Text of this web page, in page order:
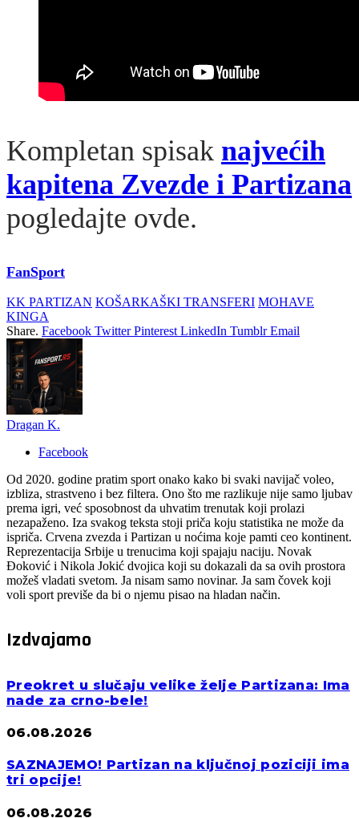
Kompletan spisak najvećih
kapitena Zvezde i Partizana
pogledajte ovde.
FanSport
KK PARTIZAN KOŠARKAŠKI TRANSFERI MOHAVE
KINGA
Share. Facebook Twitter Pinterest LinkedIn Tumblr Email
Dragan K.
Facebook
Od 2020. godine pratim sport onako kako bi svaki navijač voleo,
izbliza, strastveno i bez filtera. Ono što me razlikuje nije samo ljubav
prema igri, već sposobnost da uhvatim trenutak koji prolazi
nezapaženo. Iza svakog teksta stoji priča koju statistika ne može da
ispriča. Crvena zvezda i Partizan u noćima koje pamti ceo kontinent.
Reprezentacija Srbije u trenucima koji spajaju naciju. Novak
Đoković i Nikola Jokić dvojica koji su dokazali da sa ovih prostora
možeš vladati svetom. Ja nisam samo novinar. Ja sam čovek koji
voli sport previše da bi o njemu pisao na hladan način.
Izdvajamo
Preokret u slučaju velike želje Partizana: Ima
nade za crno-bele!
06.08.2026
SAZNAJEMO! Partizan na ključnoj poziciji ima
tri opcije!
06.08.2026